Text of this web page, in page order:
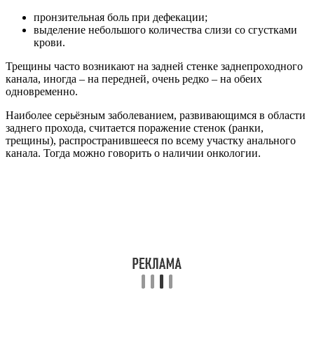
пронзительная боль при дефекации;
выделение небольшого количества слизи со сгустками
крови.
Трещины часто возникают на задней стенке заднепроходного
канала, иногда – на передней, очень редко – на обеих
одновременно.
Наиболее серьёзным заболеванием, развивающимся в области
заднего прохода, считается поражение стенок (ранки,
трещины), распространившееся по всему участку анального
канала. Тогда можно говорить о наличии онкологии.